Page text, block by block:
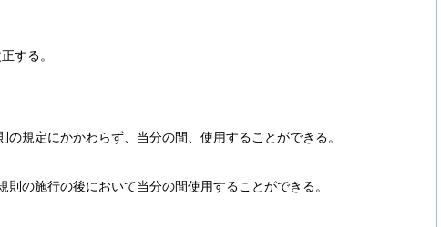
する。
規定にかかわらず、当分の間、使用することができる。
の施行の後において当分の間使用することができる。